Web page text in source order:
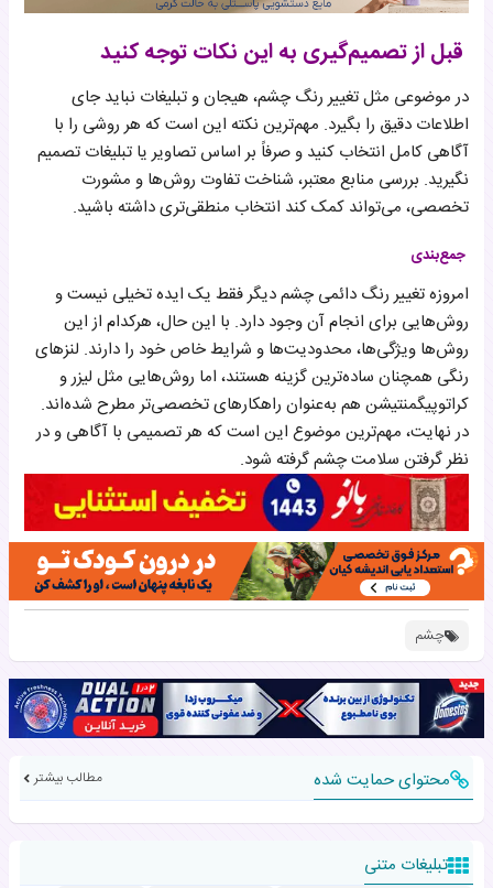
قبل از تصمیم‌گیری به این نکات توجه کنید
در موضوعی مثل تغییر رنگ چشم، هیجان و تبلیغات نباید جای
اطلاعات دقیق را بگیرد. مهم‌ترین نکته این است که هر روشی را با
آگاهی کامل انتخاب کنید و صرفاً بر اساس تصاویر یا تبلیغات تصمیم
نگیرید. بررسی منابع معتبر، شناخت تفاوت روش‌ها و مشورت
تخصصی، می‌تواند کمک کند انتخاب منطقی‌تری داشته باشید.
جمع‌بندی
امروزه تغییر رنگ دائمی چشم دیگر فقط یک ایده تخیلی نیست و
روش‌هایی برای انجام آن وجود دارد. با این حال، هرکدام از این
روش‌ها ویژگی‌ها، محدودیت‌ها و شرایط خاص خود را دارند. لنزهای
رنگی همچنان ساده‌ترین گزینه هستند، اما روش‌هایی مثل لیزر و
کراتوپیگمنتیشن هم به‌عنوان راهکارهای تخصصی‌تر مطرح شده‌اند.
در نهایت، مهم‌ترین موضوع این است که هر تصمیمی با آگاهی و در
نظر گرفتن سلامت چشم گرفته شود.
چشم‌
محتوای حمایت شده مطالب بیشتر
تبلیغات متنی